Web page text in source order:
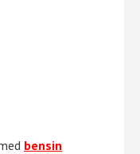
bensin